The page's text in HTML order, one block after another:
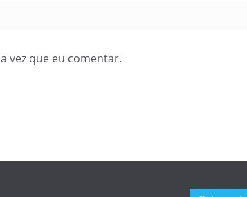
vez que eu comentar.